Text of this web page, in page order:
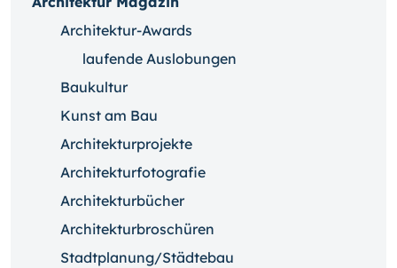
Architektur-Awards
laufende Auslobungen
Baukultur
Kunst am Bau
Architekturprojekte
Architekturfotografie
Architekturbücher
Architekturbroschüren
Stadtplanung/Städtebau